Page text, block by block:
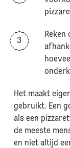
Het maakt
gebruikt. Een
als een
de meeste
en niet altijd